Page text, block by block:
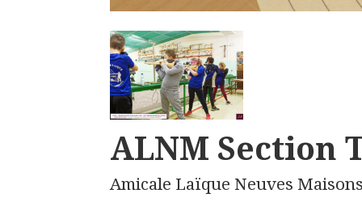
ALNM Section
Amicale Laïque Neuves